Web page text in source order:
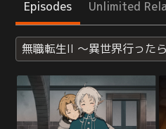
Episodes Unlimited
無職転生II ～異世界行った